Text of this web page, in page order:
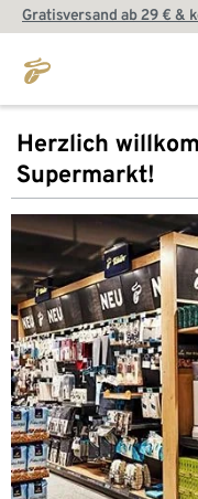
Gratisversand ab 29 € &
Herzlich
Supermarkt!